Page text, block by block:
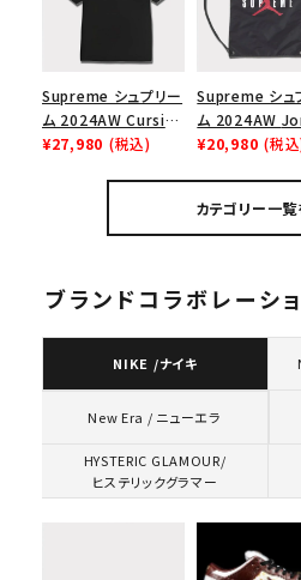
イト 白
Supreme シュプリー
ム 2024AW Cursive
S/S Top カーシブシ
¥27,980 (税込)
Supreme シュ
ム 2024AW Jordan
Drawstring
ク ブラック 黒
¥20,980 (税
カテゴリー一
ブランドコラボレーシ
NIKE /ナイキ
New Era / ニューエラ
HYSTERIC GLAMOUR/
ヒステリックグラマー